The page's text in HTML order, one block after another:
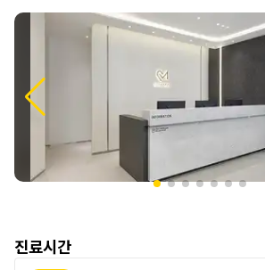
원
진료시간